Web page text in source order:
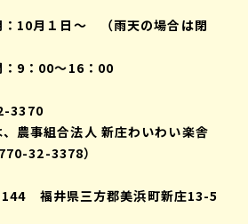
：10月１日～ （雨天の場合は閉
：9：00～16：00
3370
、農事組合法人 新庄わいわい楽舎
32-3378）
福井県三方郡美浜町新庄13-5